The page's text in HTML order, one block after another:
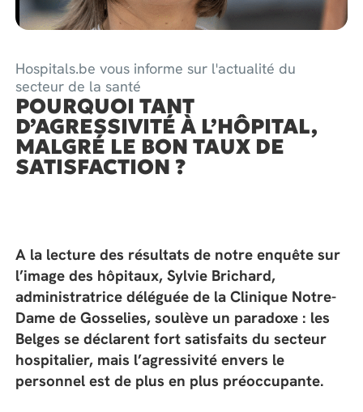
Hospitals.be vous informe sur l'actualité du
secteur de la santé
POURQUOI TANT
D’AGRESSIVITÉ À L’HÔPITAL,
MALGRÉ LE BON TAUX DE
SATISFACTION ?
A la lecture des résultats de notre enquête sur
l’image des hôpitaux, Sylvie Brichard,
administratrice déléguée de la Clinique Notre-
Dame de Gosselies, soulève un paradoxe : les
Belges se déclarent fort satisfaits du secteur
hospitalier, mais l’agressivité envers le
personnel est de plus en plus préoccupante.